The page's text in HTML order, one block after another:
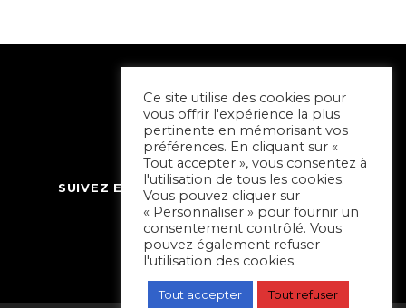
SUIVEZ ET CONTACTEZ SORTIR À NIORT
Ce site utilise des cookies pour
vous offrir l'expérience la plus
pertinente en mémorisant vos
préférences. En cliquant sur «
Tout accepter », vous consentez à
l'utilisation de tous les cookies.
Vous pouvez cliquer sur
« Personnaliser » pour fournir un
consentement contrôlé. Vous
pouvez également refuser
l'utilisation des cookies.
Tout accepter Tout refuser